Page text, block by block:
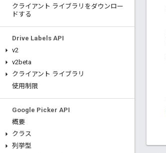
クライアント ライブラリをダウンロー
ドする
Drive Labels API
v2
v2beta
クライアント ライブラリ
使用制限
Google Picker API
概要
クラス
列挙型